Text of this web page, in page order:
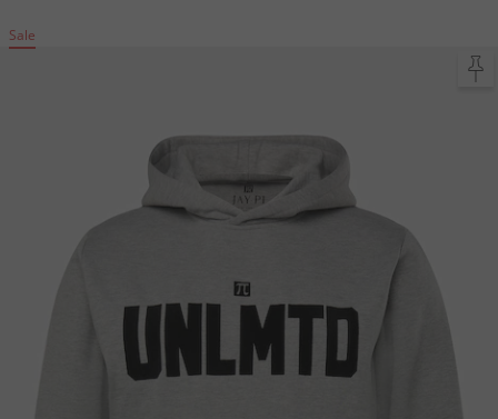
Sale